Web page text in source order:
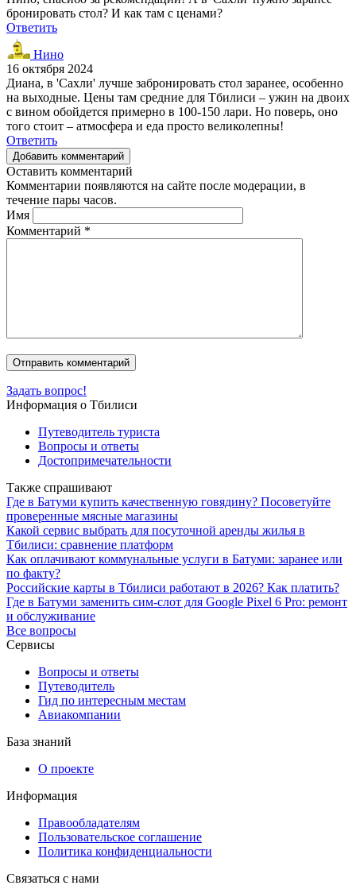
бронировать стол? И как там с ценами?
Ответить
Нино
16 октября 2024
Диана, в 'Сахли' лучше забронировать стол заранее, особенно
на выходные. Цены там средние для Тбилиси – ужин на двоих
с вином обойдется примерно в 100-150 лари. Но поверь, оно
того стоит – атмосфера и еда просто великолепны!
Ответить
Добавить комментарий
Оставить комментарий
Комментарии появляются на сайте после модерации, в
течение пары часов.
Имя
Комментарий *
Задать вопрос!
Информация о Тбилиси
Путеводитель туриста
Вопросы и ответы
Достопримечательности
Также спрашивают
Где в Батуми купить качественную говядину? Посоветуйте
проверенные мясные магазины
Какой сервис выбрать для посуточной аренды жилья в
Тбилиси: сравнение платформ
Как оплачивают коммунальные услуги в Батуми: заранее или
по факту?
Российские карты в Тбилиси работают в 2026? Как платить?
Где в Батуми заменить сим-слот для Google Pixel 6 Pro: ремонт
и обслуживание
Все вопросы
Сервисы
Вопросы и ответы
Путеводитель
Гид по интересным местам
Авиакомпании
База знаний
О проекте
Информация
Правообладателям
Пользовательское соглашение
Политика конфиденциальности
Связаться с нами